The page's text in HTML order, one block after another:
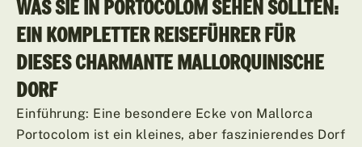
WAS SIE IN PORTOCOLOM SEHEN SOLLTEN:
EIN KOMPLETTER REISEFÜHRER FÜR
DIESES CHARMANTE MALLORQUINISCHE
DORF
Einführung: Eine besondere Ecke von Mallorca
Portocolom ist ein kleines, aber faszinierendes Dorf